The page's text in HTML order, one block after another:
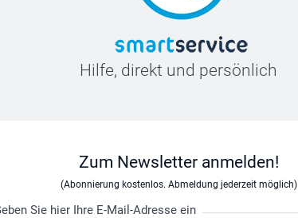
Hilfe, direkt und persönlich
Zum Newsletter anmelden!
(Abonnierung kostenlos. Abmeldung jederzeit möglich)
Sie hier Ihre E-Mail-Adresse ein